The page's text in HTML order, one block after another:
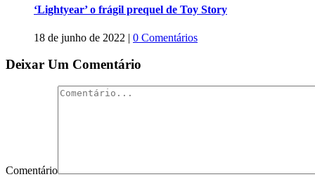
‘Lightyear’ o frágil prequel de Toy Story
18 de junho de 2022 | 0 Comentários
Deixar Um Comentário
Comentário